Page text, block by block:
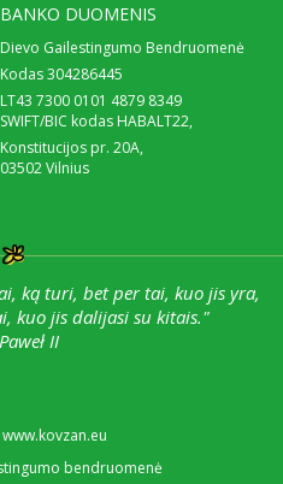
BANKO DUOMENIS
Dievo Gailestingumo Bendruomenė
Kodas 304286445
LT43 7300 0101 4879 8349
SWIFT/BIC kodas HABALT22,
Konstitucijos pr. 20A,
03502 Vilnius
ką turi, bet per tai, kuo jis yra,
kuo jis dalijasi su kitais."
II
bendruomenė